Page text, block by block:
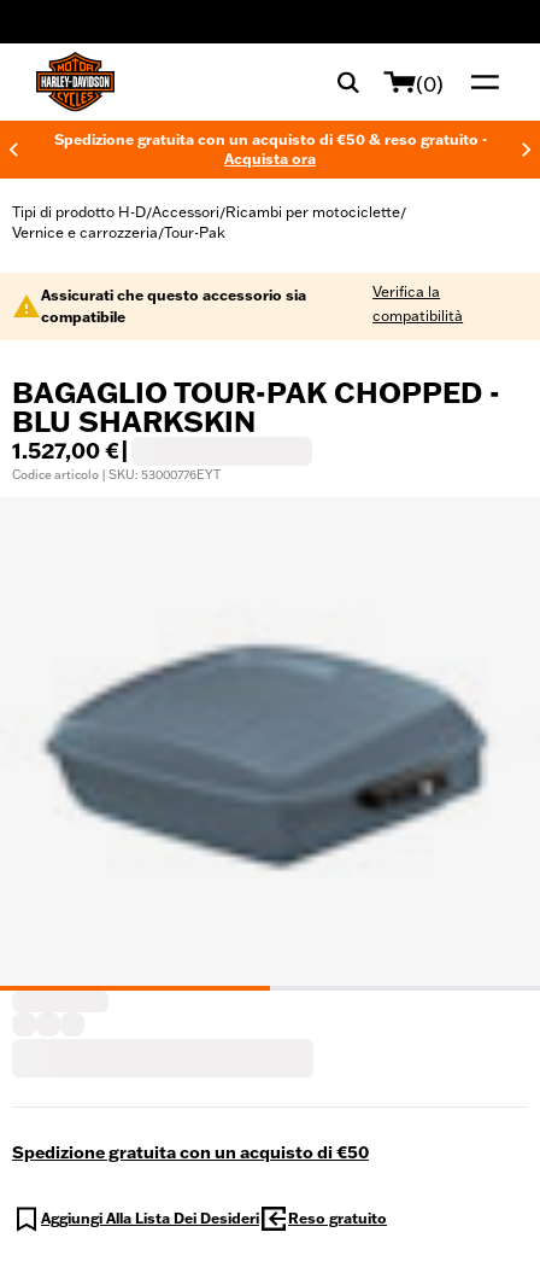
(0)
Spedizione gratuita con un acquisto di €50 & reso gratuito -
Acquista ora
Tipi di prodotto H-D/Accessori/Ricambi per motociclette/
Vernice e carrozzeria/Tour-Pak
Assicurati che questo accessorio sia
compatibile
Verifica la
compatibilità
BAGAGLIO TOUR-PAK CHOPPED -
BLU SHARKSKIN
1.527,00 €
Codice articolo | SKU: 53000776EYT
Spedizione gratuita con un acquisto di €50
Aggiungi Alla Lista Dei Desideri Reso gratuito